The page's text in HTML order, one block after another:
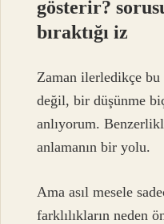
gösterir?
bıraktığı iz
Zaman ilerledikçe
değil, bir düşünme
anlıyorum.
anlamanın bir yolu.
Ama asıl mesele
farklılıkların neden